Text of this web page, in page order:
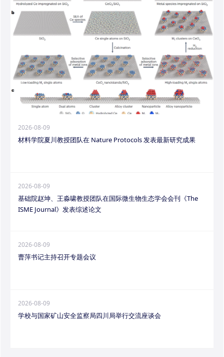
2026-08-09
材料学院夏川教授团队在 Nature Protocols 发表最新研究成果
2026-08-09
基础院赵坤、王淼啸教授团队在国际微生物生态学会会刊《The
ISME Journal》发表综述论文
2026-08-09
曹萍书记主持召开专题会议
2026-08-09
学校与国家矿山安全监察局四川局举行交流座谈会